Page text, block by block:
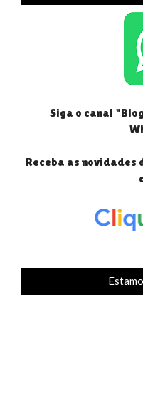
Siga o canal
Receba as novidades